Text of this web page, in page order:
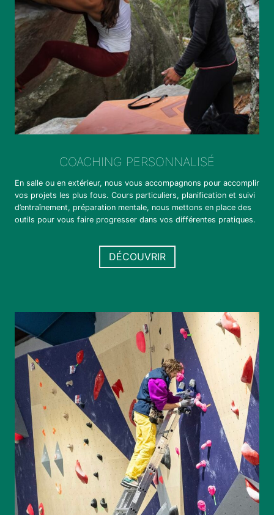
COACHING PERSONNALISÉ
En salle ou en extérieur, nous vous accompagnons pour accomplir
vos projets les plus fous. Cours particuliers, planification et suivi
d’entraînement, préparation mentale, nous mettons en place des
outils pour vous faire progresser dans vos différentes pratiques.
DÉCOUVRIR